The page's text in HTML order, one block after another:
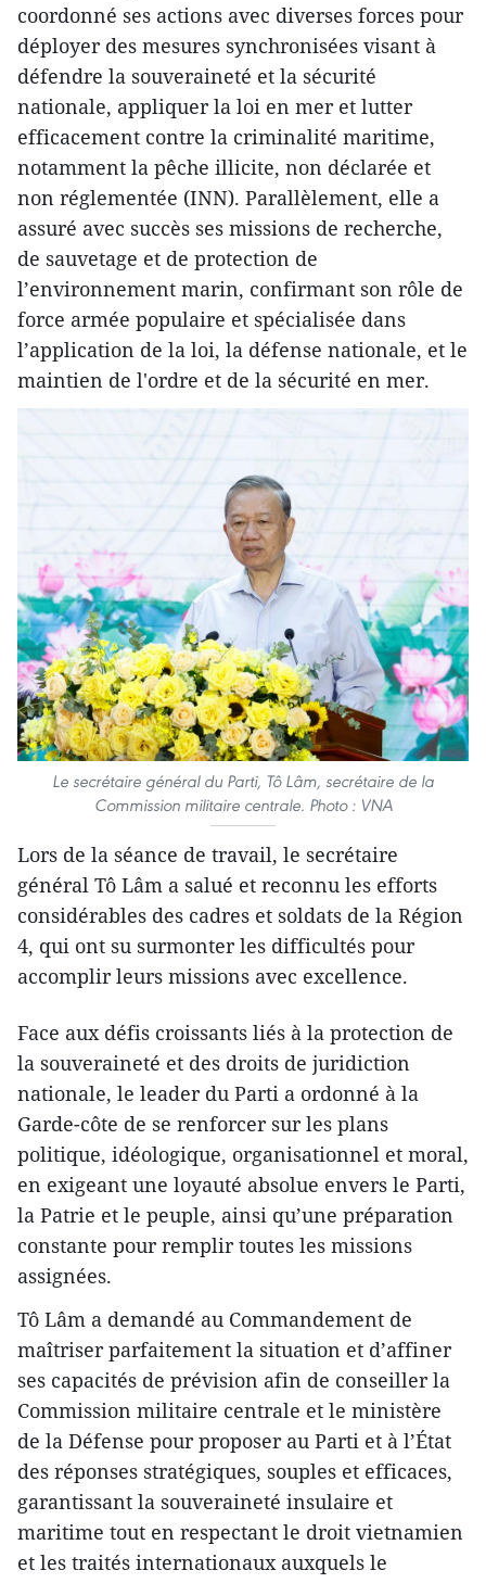
coordonné ses actions avec diverses forces pour
déployer des mesures synchronisées visant à
défendre la souveraineté et la sécurité
nationale, appliquer la loi en mer et lutter
efficacement contre la criminalité maritime,
notamment la pêche illicite, non déclarée et
non réglementée (INN). Parallèlement, elle a
assuré avec succès ses missions de recherche,
de sauvetage et de protection de
l’environnement marin, confirmant son rôle de
force armée populaire et spécialisée dans
l’application de la loi, la défense nationale, et le
maintien de l'ordre et de la sécurité en mer.
Le secrétaire général du Parti, Tô Lâm, secrétaire de la
Commission militaire centrale. Photo : VNA
Lors de la séance de travail, le secrétaire
général Tô Lâm a salué et reconnu les efforts
considérables des cadres et soldats de la Région
4, qui ont su surmonter les difficultés pour
accomplir leurs missions avec excellence.
Face aux défis croissants liés à la protection de
la souveraineté et des droits de juridiction
nationale, le leader du Parti a ordonné à la
Garde-côte de se renforcer sur les plans
politique, idéologique, organisationnel et moral,
en exigeant une loyauté absolue envers le Parti,
la Patrie et le peuple, ainsi qu’une préparation
constante pour remplir toutes les missions
assignées.
Tô Lâm a demandé au Commandement de
maîtriser parfaitement la situation et d’affiner
ses capacités de prévision afin de conseiller la
Commission militaire centrale et le ministère
de la Défense pour proposer au Parti et à l’État
des réponses stratégiques, souples et efficaces,
garantissant la souveraineté insulaire et
maritime tout en respectant le droit vietnamien
et les traités internationaux auxquels le